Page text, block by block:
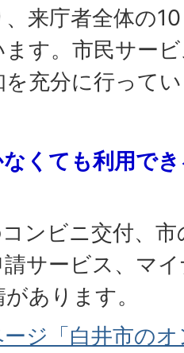
来庁者全体の
す。市民サー
充分に行って
くても利用で
ンビニ交付、
請サービス、マ
あります。
ジ「白井市の